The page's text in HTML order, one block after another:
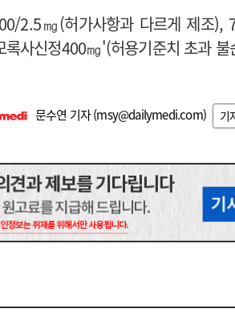
2.5㎎(허가사항과 다르게 제조),
록사신정400㎎'(허용기준치 초과
문수연 기자 (msy@dailymedi.com) 기